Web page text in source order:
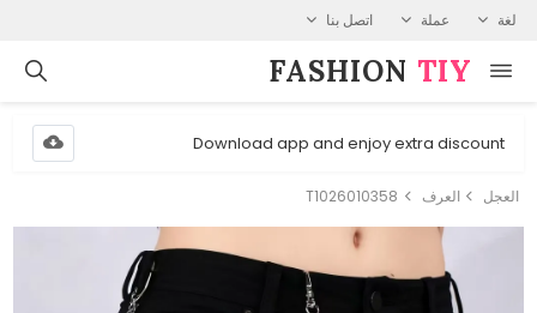
لغة عملة اتصل بنا
FASHION⁠ TIY
Download app and enjoy extra discount
العجل العرف T1026010358